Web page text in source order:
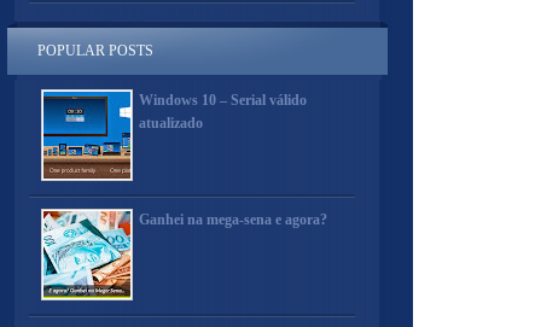
POPULAR POSTS
Windows 10 – Serial válido
atualizado
Ganhei na mega-sena e agora?